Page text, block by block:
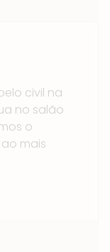
civil na
no salão
o
mais